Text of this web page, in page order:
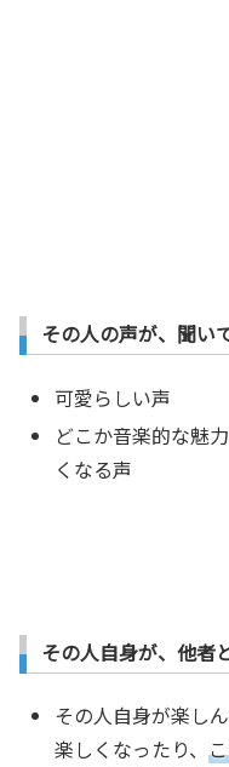
その人の声が、聞い
可愛らしい声
どこか音楽的な魅
くなる声
その人自身が、他者
その人自身が楽し
楽しくなったり、